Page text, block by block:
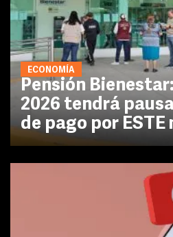
ECONOMÍA
Pensión
2026 tendrá
de pago por